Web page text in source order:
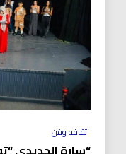
ثقافه وفن